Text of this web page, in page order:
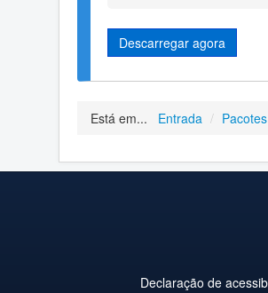
Descarregar agora
Está em... Entrada /
Declaração de